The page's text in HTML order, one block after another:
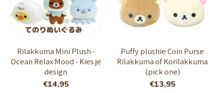
Rilakkuma Mini Plush -
Ocean Relax Mood - Kies je
design
€14,95
Puffy plushie Coin Purse
Rilakkuma of Korilakkuma
(pick one)
€13,95